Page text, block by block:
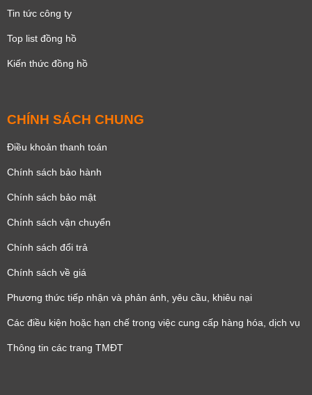
Tin tức công ty
Top list đồng hồ
Kiến thức đồng hồ
CHÍNH SÁCH CHUNG
Điều khoản thanh toán
Chính sách bảo hành
Chính sách bảo mật
Chính sách vận chuyển
Chính sách đổi trả
Chính sách về giá
Phương thức tiếp nhận và phản ánh, yêu cầu, khiêu nại
Các điều kiện hoặc hạn chế trong việc cung cấp hàng hóa, dịch vụ
Thông tin các trang TMĐT